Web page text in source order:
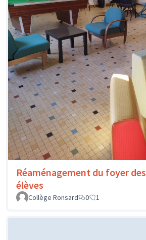
Réaménagement du foyer des
élèves
Collège Ronsard
0 1